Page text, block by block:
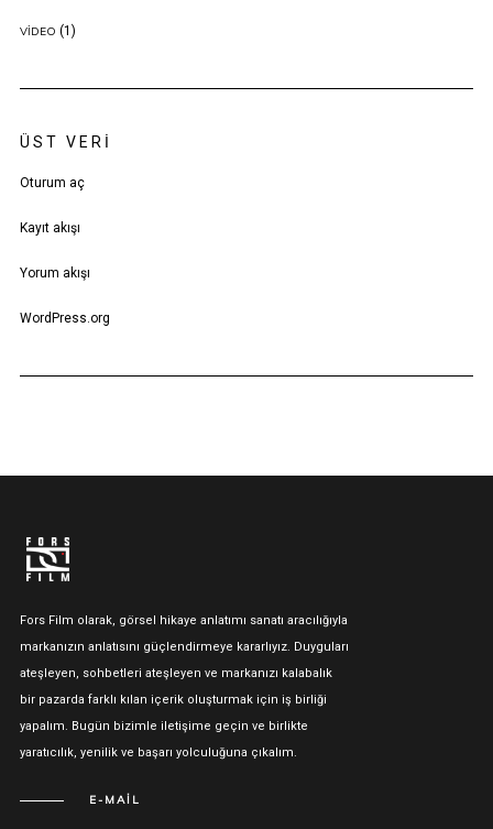
VIDEO (1)
ÜST VERI
Oturum aç
Kayıt akışı
Yorum akışı
WordPress.org
Fors Film olarak, görsel hikaye anlatımı sanatı aracılığıyla
markanızın anlatısını güçlendirmeye kararlıyız. Duyguları
ateşleyen, sohbetleri ateşleyen ve markanızı kalabalık
bir pazarda farklı kılan içerik oluşturmak için iş birliği
yapalım. Bugün bizimle iletişime geçin ve birlikte
yaratıcılık, yenilik ve başarı yolculuğuna çıkalım.
E-MAIL